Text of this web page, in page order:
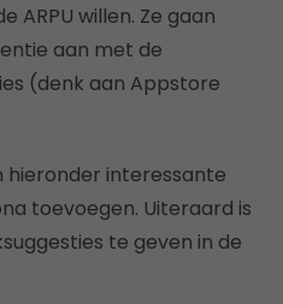
ARPU willen. Ze gaan
aan met de
(denk aan Appstore
hieronder interessante
toevoegen. Uiteraard is
te geven in de